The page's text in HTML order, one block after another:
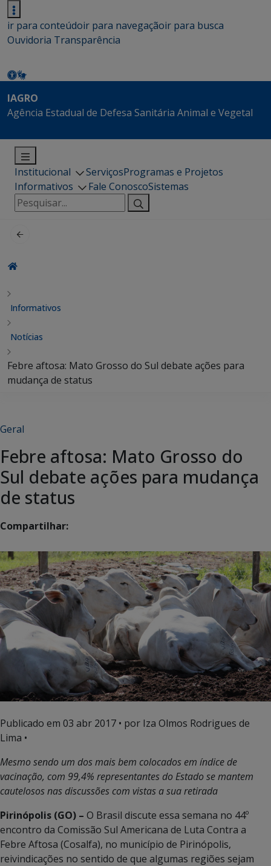
ir para conteúdoir para navegaçãoir para busca
Ouvidoria Transparência
IAGRO
Agência Estadual de Defesa Sanitária Animal e Vegetal
Institucional ServiçosProgramas e Projetos
Informativos
Fale ConoscoSistemas
Pesquisar
por:
Informativos
Notícias
Febre aftosa: Mato Grosso do Sul debate ações para
mudança de status
Geral
Febre aftosa: Mato Grosso do
Sul debate ações para mudança
de status
Compartilhar:
Publicado em 03 abr 2017 • por Iza Olmos Rodrigues de
Lima •
Mesmo sendo um dos mais bem colocados em índice de
vacinação, com 99,4% representantes do Estado se mantem
cautelosos nas discussões com vistas a sua retirada
Pirinópolis (GO) – O Brasil discute essa semana no 44º
encontro da Comissão Sul Americana de Luta Contra a
Febre Aftosa (Cosalfa), no município de Pirinópolis,
reivindicações no sentido de que algumas regiões sejam